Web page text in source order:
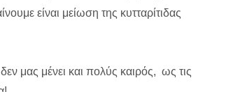
είναι μείωση της κυτταρίτιδας
μας μένει και πολύς καιρός, ως τις